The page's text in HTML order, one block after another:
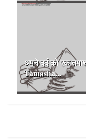
अपने दर्द को एक
Tamasha...